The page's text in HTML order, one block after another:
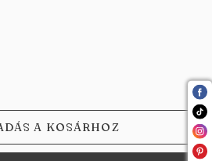
A KOSÁRHOZ